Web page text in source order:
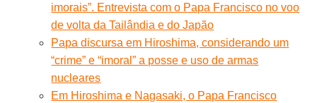
imorais”. Entrevista com o Papa Francisco no voo
de volta da Tailândia e do Japão
Papa discursa em Hiroshima, considerando um
“crime” e “imoral” a posse e uso de armas
nucleares
Em Hiroshima e Nagasaki, o Papa Francisco